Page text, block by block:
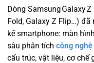
Dòng Samsung Galaxy
Fold, Galaxy Z Flip…)
kế smartphone: màn
sâu phân tích công
cấu trúc, vật liệu, cơ chế